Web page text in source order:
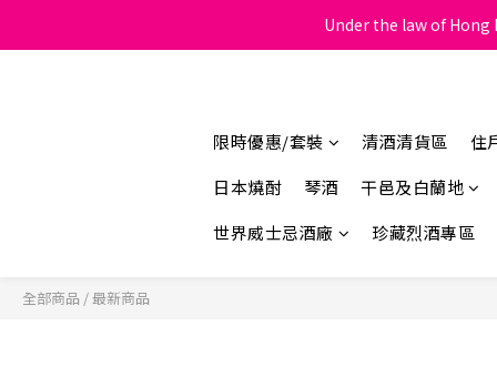
Under the law of
限時優惠/套裝 清酒清貨區
住
日本燒酎
琴酒
干邑及白蘭地
世界威士忌酒廠
珍藏烈酒專區
全部商品 /最新商品